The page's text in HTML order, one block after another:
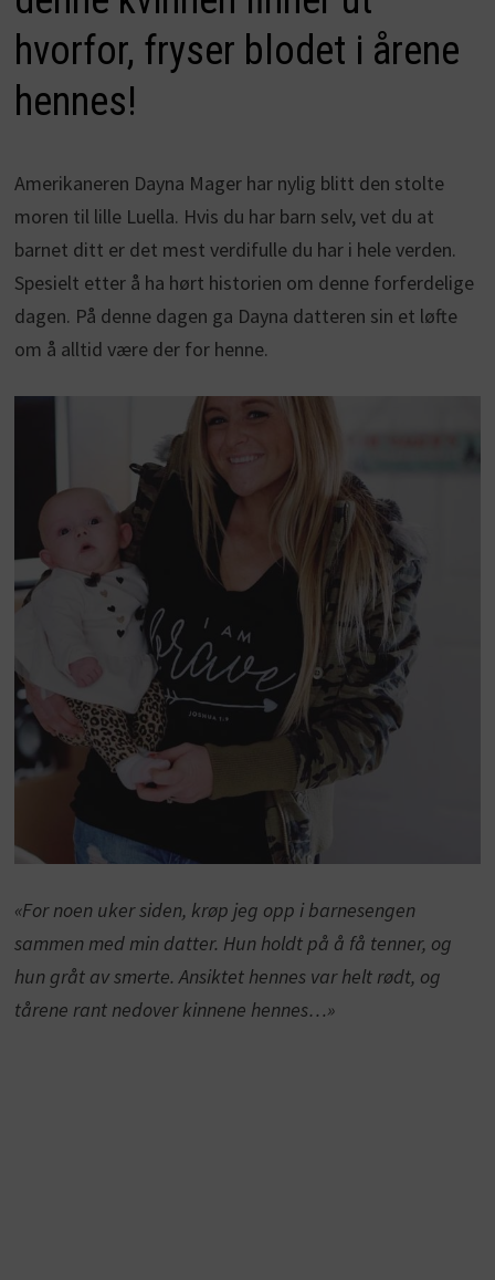
hvorfor, fryser blodet i årene
hennes!
Amerikaneren Dayna Mager har nylig blitt den stolte
moren til lille Luella. Hvis du har barn selv, vet du at
barnet ditt er det mest verdifulle du har i hele verden.
Spesielt etter å ha hørt historien om denne forferdelige
dagen. På denne dagen ga Dayna datteren sin et løfte
om å alltid være der for henne.
«For noen uker siden, krøp jeg opp i barnesengen
sammen med min datter. Hun holdt på å få tenner, og
hun gråt av smerte. Ansiktet hennes var helt rødt, og
tårene rant nedover kinnene hennes…»